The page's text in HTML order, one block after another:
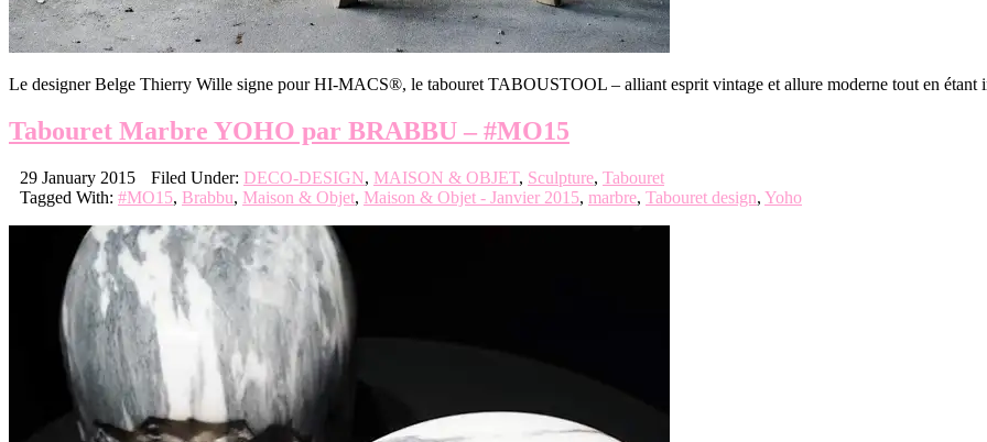
Le designer Belge Thierry Wille signe pour HI-MACS®, le tabouret TABOUSTOOL – alliant esprit vintage et allure moderne tout en
Tabouret Marbre YOHO par BRABBU – #MO15
29 January 2015 Filed Under: DECO-DESIGN, MAISON & OBJET, Sculpture, Tabouret
Tagged With: #MO15, Brabbu, Maison & Objet, Maison & Objet - Janvier 2015, marbre, Tabouret design, Yoho